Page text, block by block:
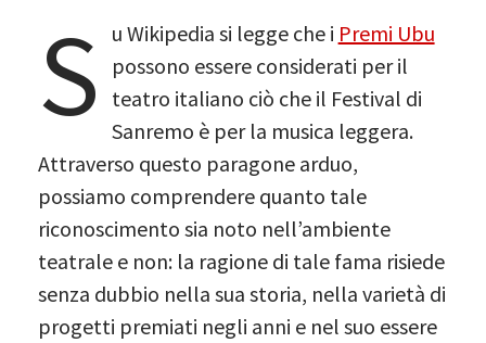
S u Wikipedia si legge che i Premi Ubu
possono essere considerati per il
teatro italiano ciò che il Festival di
Sanremo è per la musica leggera.
Attraverso questo paragone arduo,
possiamo comprendere quanto tale
riconoscimento sia noto nell’ambiente
teatrale e non: la ragione di tale fama risiede
senza dubbio nella sua storia, nella varietà di
progetti premiati negli anni e nel suo essere